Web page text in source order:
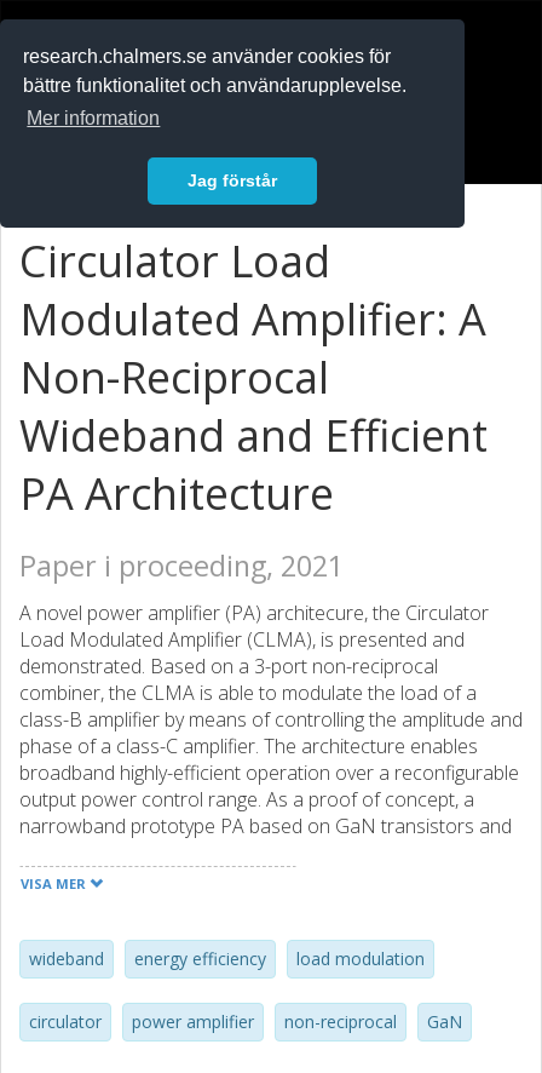
research.chalmers.se använder cookies för
bättre funktionalitet och användarupplevelse.
Mer information
Jag förstår
Circulator Load
Modulated Amplifier: A
Non-Reciprocal
Wideband and Efficient
PA Architecture
Paper i proceeding, 2021
A novel power amplifier (PA) architecure, the Circulator
Load Modulated Amplifier (CLMA), is presented and
demonstrated. Based on a 3-port non-reciprocal
combiner, the CLMA is able to modulate the load of a
class-B amplifier by means of controlling the amplitude and
phase of a class-C amplifier. The architecture enables
broadband highly-efficient operation over a reconfigurable
output power control range. As a proof of concept, a
narrowband prototype PA based on GaN transistors and
concept. It exhibits peak output power of 43.1 dBm and
VISA MER
wideband energy efficiency load modulation
circulator power amplifier non-reciprocal GaN